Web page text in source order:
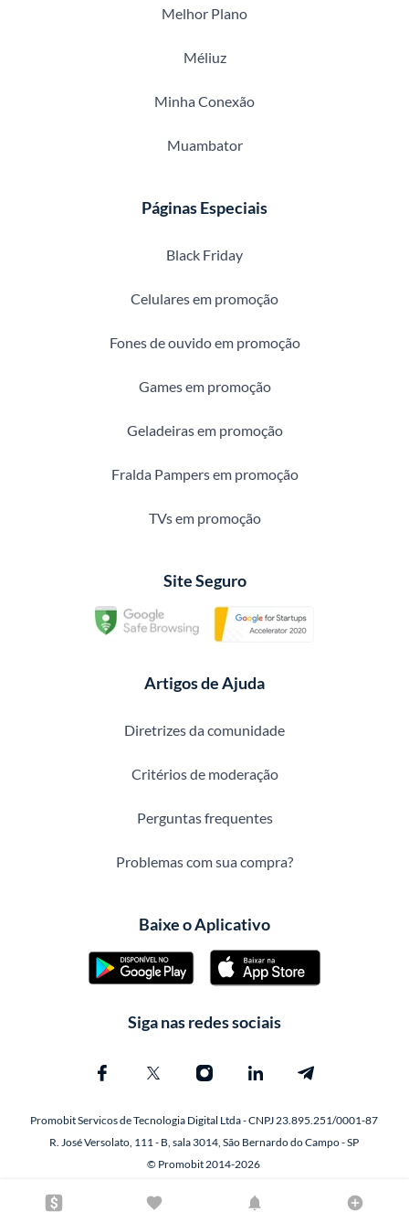
Melhor Plano
Méliuz
Minha Conexão
Muambator
Páginas Especiais
Black Friday
Celulares em promoção
Fones de ouvido em promoção
Games em promoção
Geladeiras em promoção
Fralda Pampers em promoção
TVs em promoção
Site Seguro
Artigos de Ajuda
Diretrizes da comunidade
Critérios de moderação
Perguntas frequentes
Problemas com sua compra?
Baixe o Aplicativo
Siga nas redes sociais
Promobit Servicos de Tecnologia Digital Ltda - CNPJ 23.895.251/0001-87
R. José Versolato, 111 - B, sala 3014, São Bernardo do Campo - SP
© Promobit 2014-2026